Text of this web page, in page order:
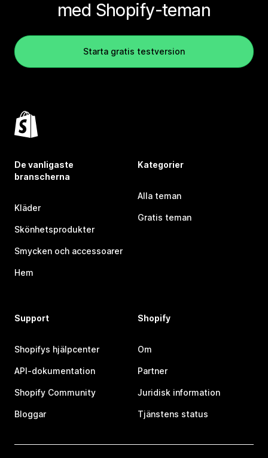
med Shopify-teman
Starta gratis testversion
De vanligaste
branscherna
Kläder
Skönhetsprodukter
Smycken och accessoarer
Hem
Kategorier
Alla teman
Gratis teman
Support
Shopifys hjälpcenter
API-dokumentation
Shopify Community
Bloggar
Shopify
Om
Partner
Juridisk information
Tjänstens status